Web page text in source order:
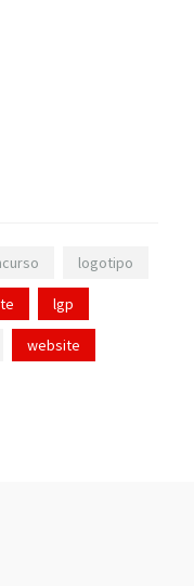
logotipo
lgp
website